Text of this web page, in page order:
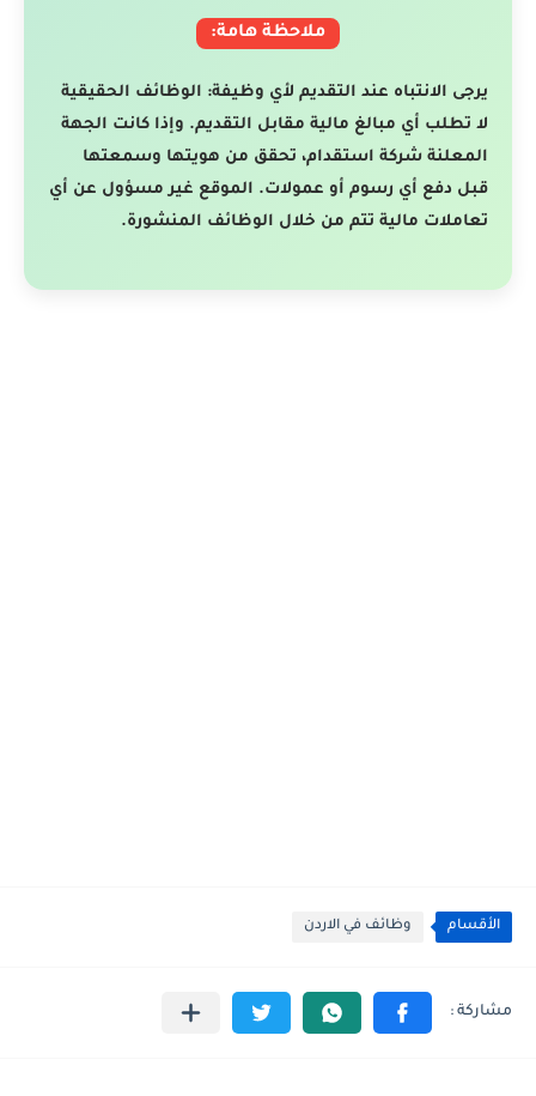
ملاحظة هامة:
يرجى الانتباه عند التقديم لأي وظيفة: الوظائف الحقيقية
لا تطلب أي مبالغ مالية مقابل التقديم. وإذا كانت الجهة
المعلنة شركة استقدام، تحقق من هويتها وسمعتها
قبل دفع أي رسوم أو عمولات. الموقع غير مسؤول عن أي
تعاملات مالية تتم من خلال الوظائف المنشورة.
الأقسام وظائف في الاردن